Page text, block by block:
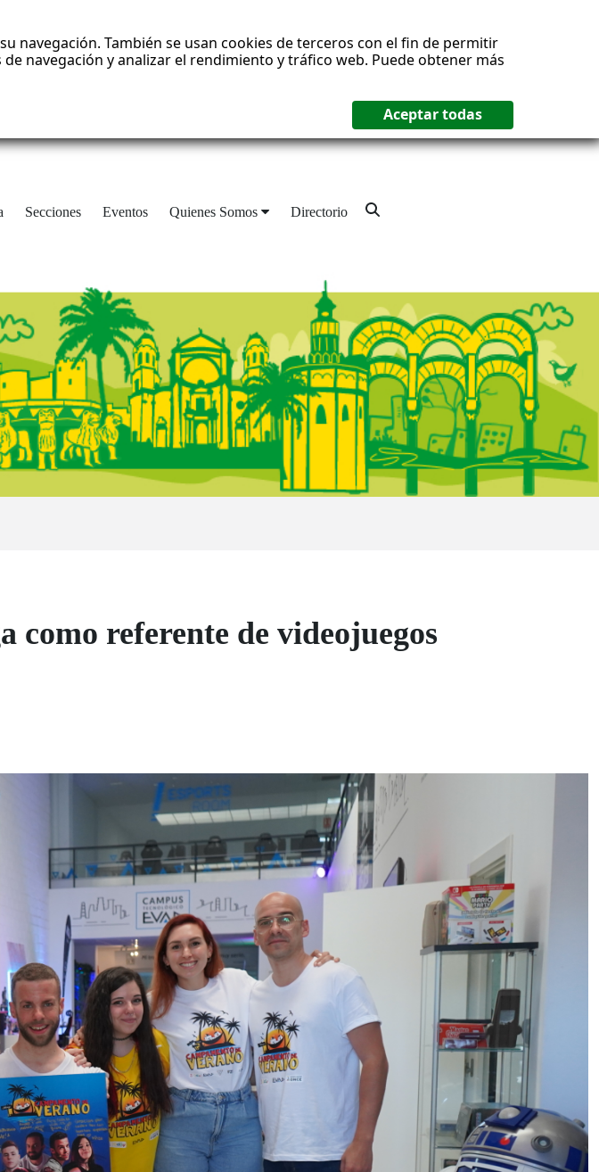
navegación. También se usan cookies de terceros con el fin de permitir
navegación y analizar el rendimiento y tráfico web. Puede obtener más
Secciones Eventos Quienes Somos Directorio
referente de videojuegos